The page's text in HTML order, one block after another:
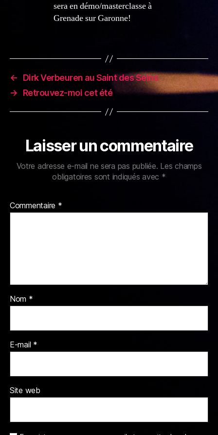
sera en démo/masterclasse à
Grenade sur Garonne!
←
Dirk Verbeuren au Saint des Seins
→
Retrouvez-moi cet été
Laisser un commentaire
Votre adresse e-mail ne sera pas publiée. Les champs
obligatoires sont indiqués avec *
Commentaire *
Nom *
E-mail *
Site web